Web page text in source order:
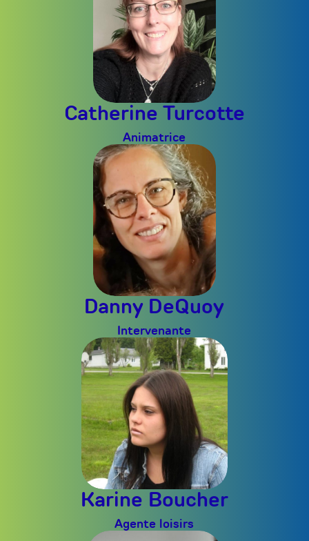
Catherine Turcotte
Animatrice
Danny DeQuoy
Intervenante
Karine Boucher
Agente loisirs